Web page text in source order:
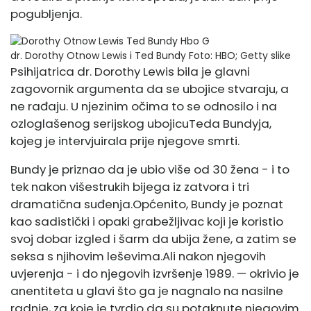
pogubljenja.
dr. Dorothy Otnow Lewis i Ted Bundy Foto: HBO; Getty slike
Psihijatrica dr. Dorothy Lewis bila je glavni
zagovornik argumenta da se ubojice stvaraju, a
ne rađaju. U njezinim očima to se odnosilo i na
ozloglašenog serijskog ubojicuTeda Bundyja,
kojeg je intervjuirala prije njegove smrti.
Bundy je priznao da je ubio više od 30 žena - i to
tek nakon višestrukih bijega iz zatvora i tri
dramatična suđenja.Općenito, Bundy je poznat
kao sadistički i opaki grabežljivac koji je koristio
svoj dobar izgled i šarm da ubija žene, a zatim se
seksa s njihovim leševima.Ali nakon njegovih
uvjerenja - i do njegovih izvršenje 1989. — okrivio je
anentiteta u glavi što ga je nagnalo na nasilne